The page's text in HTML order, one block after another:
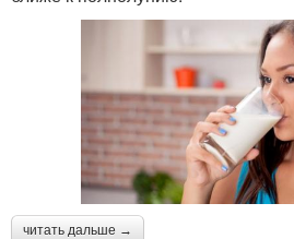
читать дальше →